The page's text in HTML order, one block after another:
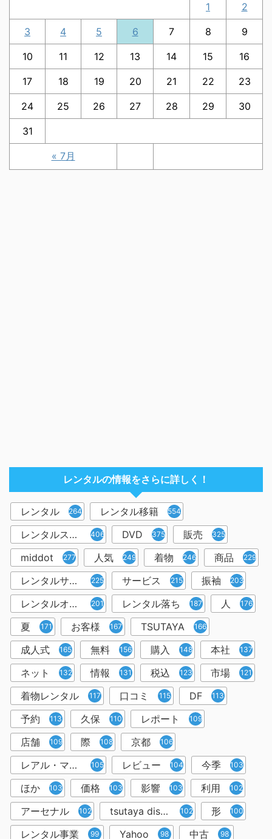
« 7月
1 2
3 4 5 6 7 8 9
10 11 12 13 14 15 16
17 18 19 20 21 22 23
24 25 26 27 28 29 30
31
レンタルの情報をさらに詳しく！
レンタル 2644 レンタル移籍 554
レンタルスペース 406 DVD 375 販売 325
middot 277 人気 249 着物 246 商品 229
レンタルサービス 225 サービス 215 振袖 203
レンタルオフィス 201 レンタル落ち 187 人 176
夏 171 お客様 167 TSUTAYA 166
成人式 165 無料 156 購入 148 本社 137
ネット 132 情報 131 税込 123 市場 121
着物レンタル 117 口コミ 115 DF 113
予約 113 久保 110 レポート 109
店舗 109 際 108 京都 106
レアル・マドリー 105 レビュー 104 今季 103
ほか 103 価格 103 影響 103 利用 102
アーセナル 102 tsutaya discas 102 形 100
レンタル事業 99 Yahoo 98 中古 98